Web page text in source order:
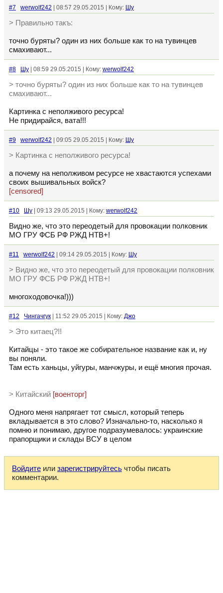
#7 werwolf242 | 08:57 29.05.2015 | Кому: Шу
> Правильно такъ:
точно буряты? один из них больше как то на тувинцев
смахивают...
#8 Шу | 08:59 29.05.2015 | Кому: werwolf242
> точно буряты? один из них больше как то на тувинцев
смахивают...
Картинка с неполживого ресурса!
Не придирайся, вата!!!
#9 werwolf242 | 09:05 29.05.2015 | Кому: Шу
> Картинка с неполживого ресурса!
а почему на неполживом ресурсе не хвастаются успехами
своих вышивальных войск?
[censored]
#10 Шу | 09:13 29.05.2015 | Кому: werwolf242
Видно же, что это переодетый для провокации полковник
МО ГРУ ФСБ РФ РЖД НТВ+!
#11 werwolf242 | 09:14 29.05.2015 | Кому: Шу
> Видно же, что это переодетый для провокации полковник
МО ГРУ ФСБ РФ РЖД НТВ+!
многоходовочка!)))
#12 Чингачгук | 11:52 29.05.2015 | Кому: Джо
> Это китаец?!!
Китайцы - это такое же собирательное название как и, ну
вы поняли.
Там есть ханьцы, уйгуры, манчжуры, и ещё многия прочая.
> Китайский [военторг]
Одного меня напрягает тот смысл, который теперь
вкладывается в это слово? Изначально-то, насколько я
помню и понимаю, другое подразумевалось: украинские
прапорщики и склады ВСУ в целом
Войдите или зарегистрируйтесь чтобы писать
комментарии.